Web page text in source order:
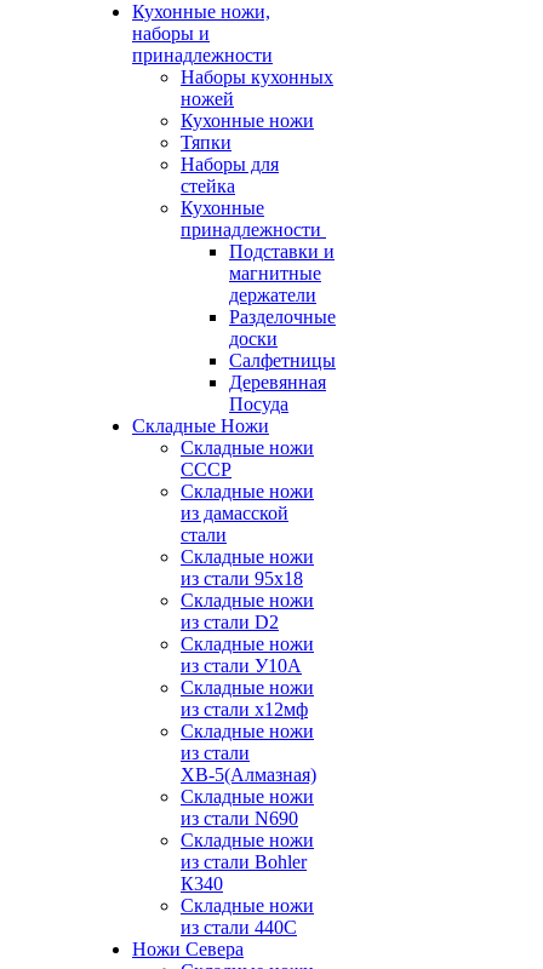
Кухонные ножи,
наборы и
принадлежности
Наборы кухонных
ножей
Кухонные ножи
Тяпки
Наборы для
стейка
Кухонные
принадлежности
Подставки и
магнитные
держатели
Разделочные
доски
Салфетницы
Деревянная
Посуда
Складные Ножи
Cкладные ножи
СССР
Складные ножи
из дамасской
стали
Складные ножи
из стали 95х18
Складные ножи
из стали D2
Складные ножи
из стали У10А
Складные ножи
из стали х12мф
Складные ножи
из стали
ХВ-5(Алмазная)
Складные ножи
из стали N690
Складные ножи
из стали Bohler
К340
Складные ножи
из стали 440С
Ножи Севера